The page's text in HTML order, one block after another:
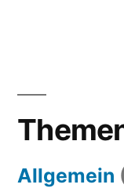
Allgemein